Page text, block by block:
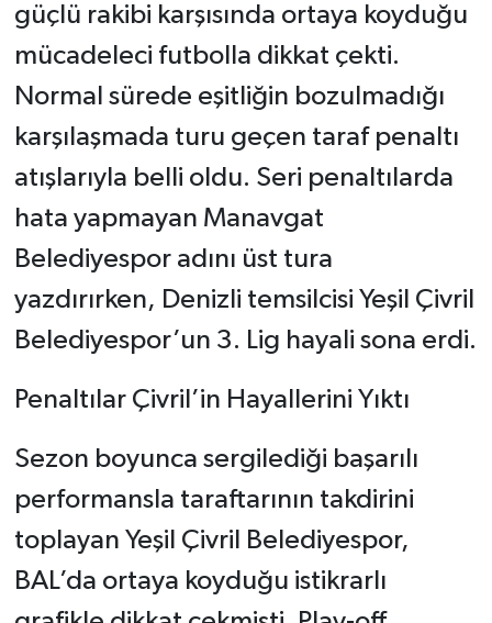
güçlü rakibi karşısında ortaya koyduğu
mücadeleci futbolla dikkat çekti.
Normal sürede eşitliğin bozulmadığı
karşılaşmada turu geçen taraf penaltı
atışlarıyla belli oldu. Seri penaltılarda
hata yapmayan Manavgat
Belediyespor adını üst tura
yazdırırken, Denizli temsilcisi Yeşil Çivril
Belediyespor’un 3. Lig hayali sona erdi.
Penaltılar Çivril’in Hayallerini Yıktı
Sezon boyunca sergilediği başarılı
performansla taraftarının takdirini
toplayan Yeşil Çivril Belediyespor,
BAL’da ortaya koyduğu istikrarlı